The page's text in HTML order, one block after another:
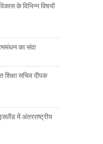
के विभिन्न विषयों
का संवा
सचिव दीपक
में अंतरराष्ट्रीय